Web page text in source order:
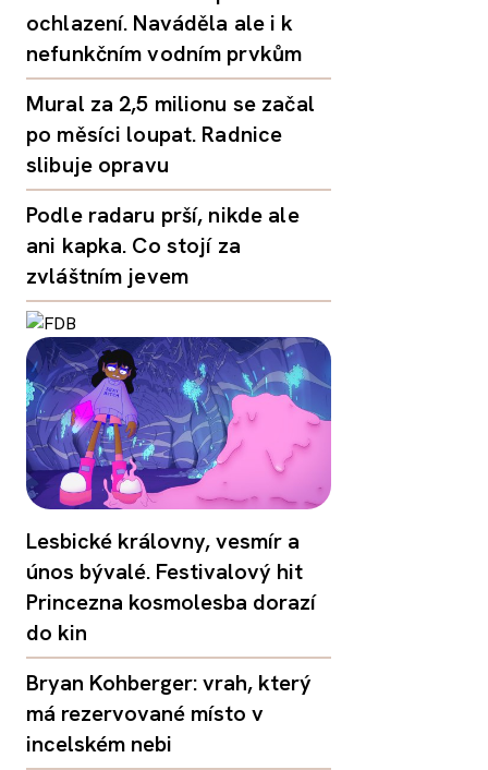
ochlazení. Naváděla ale i k
nefunkčním vodním prvkům
Mural za 2,5 milionu se začal
po měsíci loupat. Radnice
slibuje opravu
Podle radaru prší, nikde ale
ani kapka. Co stojí za
zvláštním jevem
Lesbické královny, vesmír a
únos bývalé. Festivalový hit
Princezna kosmolesba dorazí
do kin
Bryan Kohberger: vrah, který
má rezervované místo v
incelském nebi